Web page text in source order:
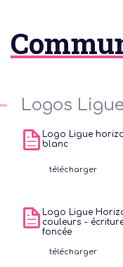
Logos
Logo Ligue
blanc
télécharger
Logo Ligue
couleurs -
foncée
télécharger